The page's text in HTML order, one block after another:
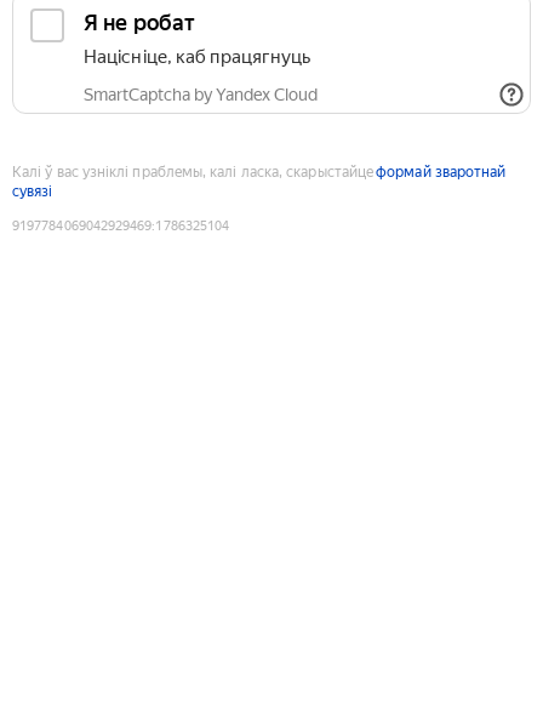
Я не робат
Націсніце, каб працягнуць
SmartCaptcha by Yandex Cloud
Калі ў вас узніклі праблемы, калі ласка, скарыстайцеформай зваротнай
сувязі
9197784069042929469:1786325104